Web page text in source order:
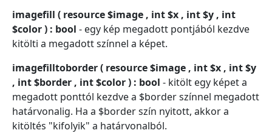
imagefill ( resource $image , int $x , int $y , int
$color ) : bool - egy kép megadott pontjából kezdve
kitölti a megadott színnel a képet.
imagefilltoborder ( resource $image , int $x , int $y
, int $border , int $color ) : bool - kitölt egy képet a
megadott ponttól kezdve a $border színnel megadott
határvonalig. Ha a $border szín nyitott, akkor a
kitöltés "kifolyik" a határvonalból.